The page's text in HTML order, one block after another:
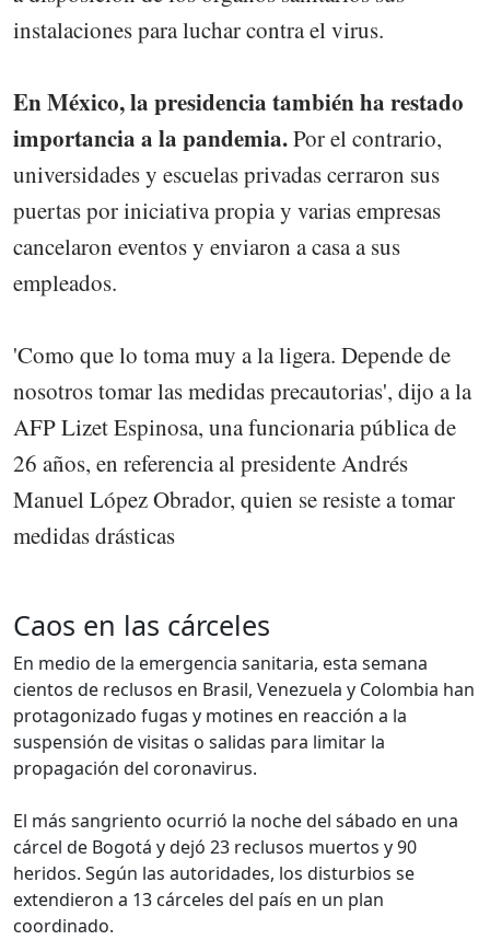
instalaciones para luchar contra el virus.
En México, la presidencia también ha restado
importancia a la pandemia.Por el contrario,
universidades y escuelas privadas cerraron sus
puertas por iniciativa propia y varias empresas
cancelaron eventos y enviaron a casa a sus
empleados.
'Como que lo toma muy a la ligera. Depende de
nosotros tomar las medidas precautorias', dijo a la
AFP Lizet Espinosa, una funcionaria pública de
26 años, en referencia al presidente Andrés
Manuel López Obrador, quien se resiste a tomar
medidas drásticas
Caos en las cárceles
En medio de la emergencia sanitaria, esta semana
cientos de reclusos en Brasil, Venezuela y Colombia han
protagonizado fugas y motines en reacción a la
suspensión de visitas o salidas para limitar la
propagación del coronavirus.
El más sangriento ocurrió la noche del sábado en una
cárcel de Bogotá y dejó 23 reclusos muertos y 90
heridos. Según las autoridades, los disturbios se
extendieron a 13 cárceles del país en un plan
coordinado.